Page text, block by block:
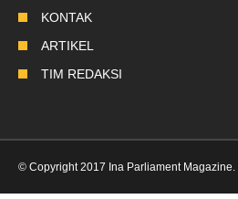
KONTAK
ARTIKEL
TIM REDAKSI
© Copyright 2017 Ina Parliament Magazine. |